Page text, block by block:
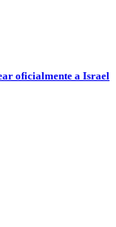
oficialmente a Israel